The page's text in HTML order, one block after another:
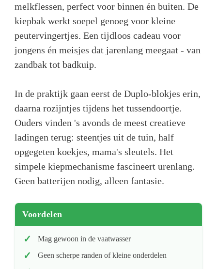
melkflessen, perfect voor binnen én buiten. De
kiepbak werkt soepel genoeg voor kleine
peutervingertjes. Een tijdloos cadeau voor
jongens én meisjes dat jarenlang meegaat - van
zandbak tot badkuip.
In de praktijk gaan eerst de Duplo-blokjes erin,
daarna rozijntjes tijdens het tussendoortje.
Ouders vinden 's avonds de meest creatieve
ladingen terug: steentjes uit de tuin, half
opgegeten koekjes, mama's sleutels. Het
simpele kiepmechanisme fascineert urenlang.
Geen batterijen nodig, alleen fantasie.
Voordelen
Mag gewoon in de vaatwasser
Geen scherpe randen of kleine onderdelen